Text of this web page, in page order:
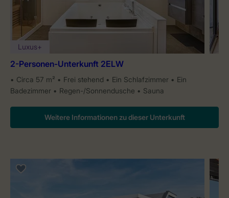
Luxus+
2-Personen-Unterkunft 2ELW
Circa 57 m² Frei stehend Ein Schlafzimmer
Ein
Badezimmer
Regen-/Sonnendusche Sauna
Weitere Informationen zu dieser Unterkunft